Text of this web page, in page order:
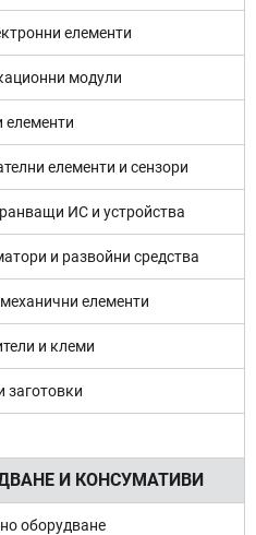
елементи
модули
елементи
елементи и сензори
ИС и устройства
и развойни средства
елементи
и клеми
заготовки
И КОНСУМАТИВИ
оборудване